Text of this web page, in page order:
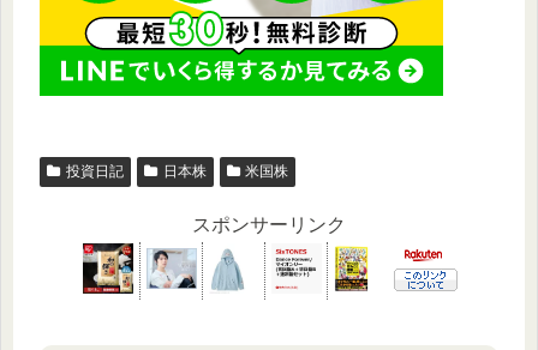
投資日記 日本株 米国株
スポンサーリンク